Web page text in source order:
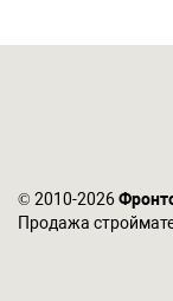
© 2010-2026
Продажа